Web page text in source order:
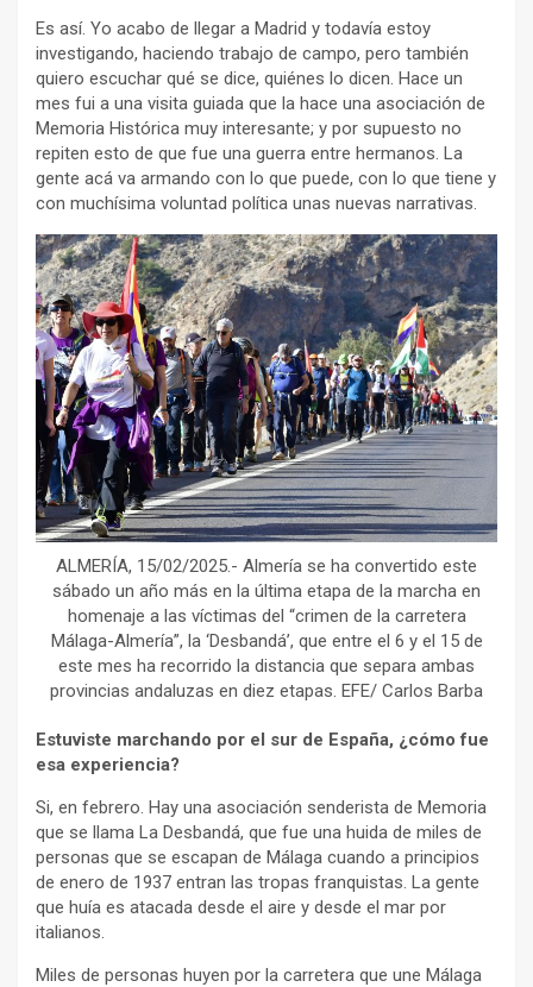
Es así. Yo acabo de llegar a Madrid y todavía estoy
investigando, haciendo trabajo de campo, pero también
quiero escuchar qué se dice, quiénes lo dicen. Hace un
mes fui a una visita guiada que la hace una asociación de
Memoria Histórica muy interesante; y por supuesto no
repiten esto de que fue una guerra entre hermanos. La
gente acá va armando con lo que puede, con lo que tiene y
con muchísima voluntad política unas nuevas narrativas.
ALMERÍA, 15/02/2025.- Almería se ha convertido este
sábado un año más en la última etapa de la marcha en
homenaje a las víctimas del “crimen de la carretera
Málaga-Almería”, la ‘Desbandá’, que entre el 6 y el 15 de
este mes ha recorrido la distancia que separa ambas
provincias andaluzas en diez etapas. EFE/ Carlos Barba
Estuviste marchando por el sur de España, ¿cómo fue
esa experiencia?
Si, en febrero. Hay una asociación senderista de Memoria
que se llama La Desbandá, que fue una huida de miles de
personas que se escapan de Málaga cuando a principios
de enero de 1937 entran las tropas franquistas. La gente
que huía es atacada desde el aire y desde el mar por
italianos.
Miles de personas huyen por la carretera que une Málaga